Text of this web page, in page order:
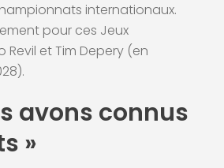
internationaux.
pour ces Jeux
Revil et Tim Depery (en
avons connus
»